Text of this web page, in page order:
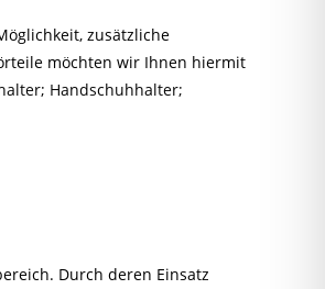
zusätzliche
möchten wir Ihnen hiermit
; Handschuhhalter;
Durch deren Einsatz